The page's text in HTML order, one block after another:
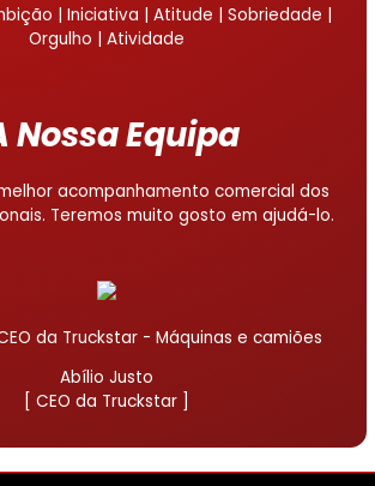
| Iniciativa | Atitude | Sobriedade |
Orgulho | Atividade
Nossa Equipa
acompanhamento comercial dos
Teremos muito gosto em ajudá-lo.
da Truckstar - Máquinas e camiões
Abílio Justo
[ CEO da Truckstar ]